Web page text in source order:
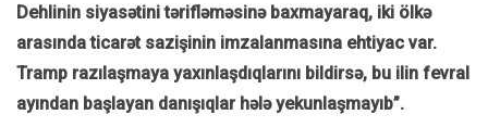
Dehlinin siyasətini tərifləməsinə baxmayaraq, iki ölkə
arasında ticarət sazişinin imzalanmasına ehtiyac var.
Tramp razılaşmaya yaxınlaşdıqlarını bildirsə, bu ilin fevral
ayından başlayan danışıqlar hələ yekunlaşmayıb”.